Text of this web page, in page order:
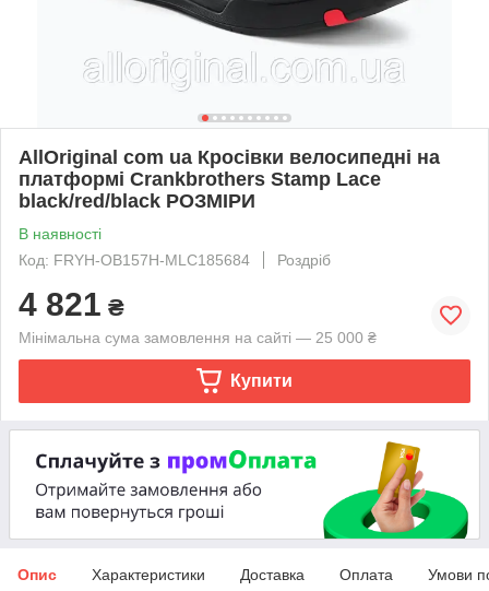
AllOriginal com ua Кросівки велосипедні на
платформі Crankbrothers Stamp Lace
black/red/black РОЗМІРИ
В наявності
Код: FRYH-OB157H-MLC185684
Роздріб
4 821 ₴
Мінімальна сума замовлення на сайті — 25 000 ₴
Купити
Опис Характеристики Доставка Оплата Умови